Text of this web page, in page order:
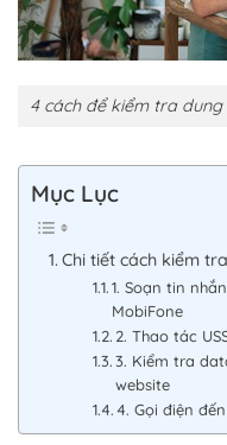
4 cách để kiểm tra dung
Mục Lục
Chi tiết cách kiểm
1. Soạn tin
MobiFone
2. Thao tác
3. Kiểm tra
website
4. Gọi điện